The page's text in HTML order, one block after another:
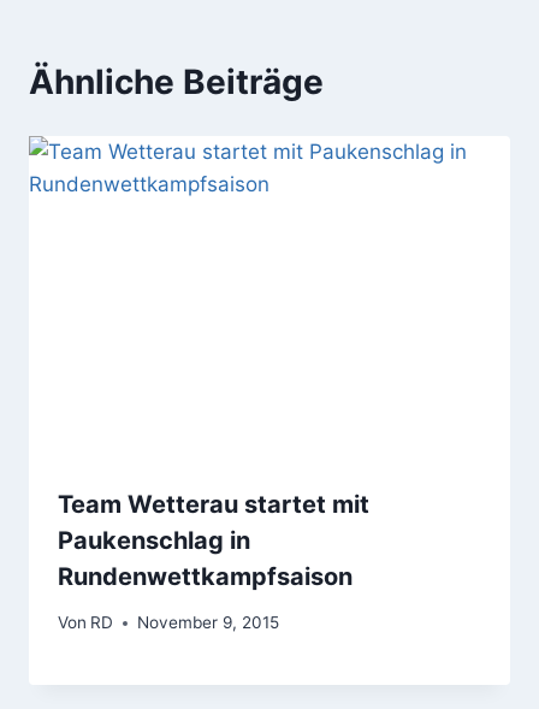
Ähnliche Beiträge
Team Wetterau startet mit
Paukenschlag in
Rundenwettkampfsaison
Von RD November 9, 2015